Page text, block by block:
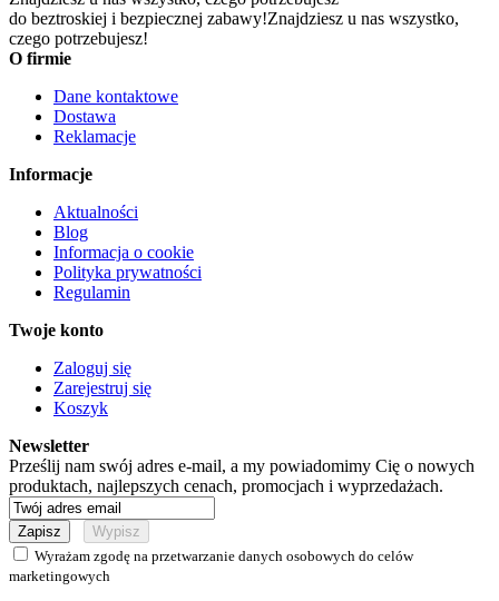
do beztroskiej i bezpiecznej zabawy!Znajdziesz u nas wszystko,
czego potrzebujesz!
O firmie
Dane kontaktowe
Dostawa
Reklamacje
Informacje
Aktualności
Blog
Informacja o cookie
Polityka prywatności
Regulamin
Twoje konto
Zaloguj się
Zarejestruj się
Koszyk
Newsletter
Prześlij nam swój adres e-mail, a my powiadomimy Cię o nowych
produktach, najlepszych cenach, promocjach i wyprzedażach.
Wyrażam zgodę na przetwarzanie danych osobowych do celów
marketingowych